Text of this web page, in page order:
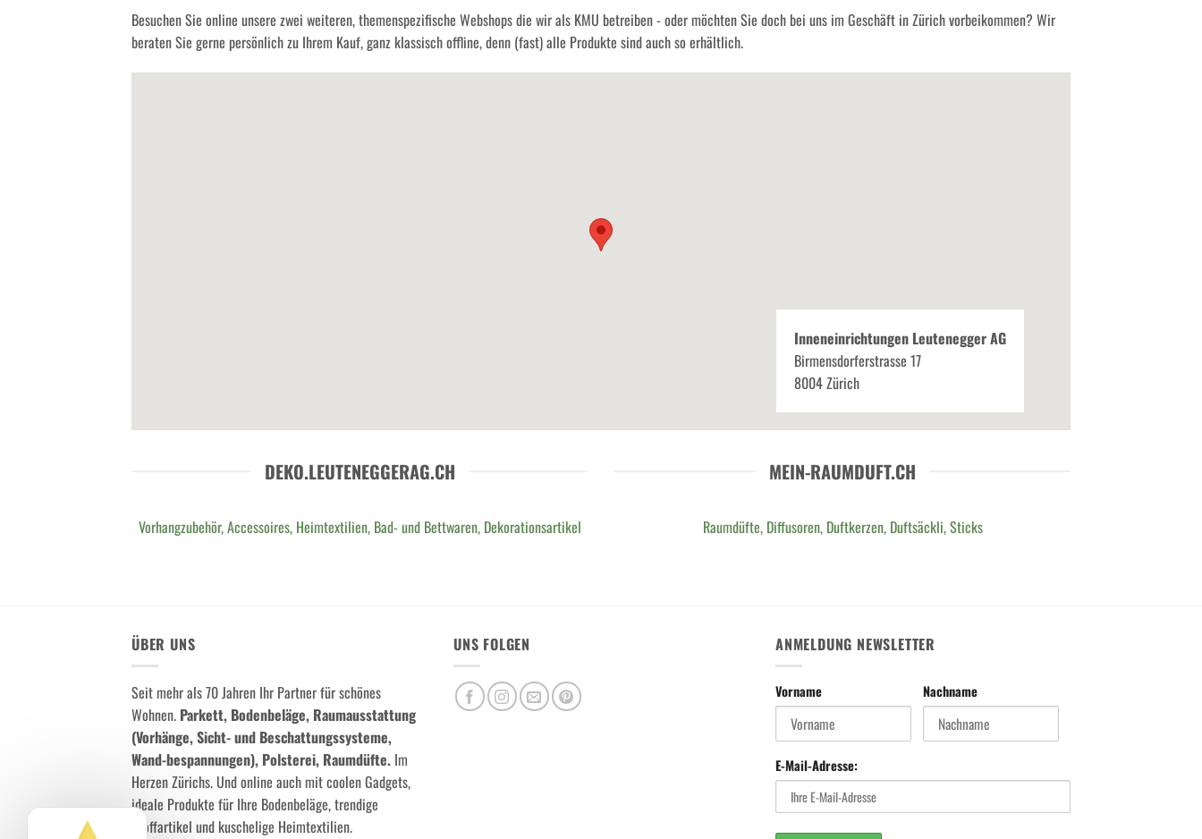
Besuchen Sie online unsere zwei weiteren, themenspezifische Webshops die wir als KMU betreiben - oder möchten Sie doch bei uns im Geschäft in Zürich vorbeikommen? Wir
beraten Sie gerne persönlich zu Ihrem Kauf, ganz klassisch offline, denn (fast) alle Produkte sind auch so erhältlich.
Inneneinrichtungen Leutenegger AG
Birmensdorferstrasse 17
8004 Zürich
DEKO.LEUTENEGGERAG.CH
Vorhangzubehör, Accessoires, Heimtextilien, Bad- und Bettwaren, Dekorationsartikel
MEIN-RAUMDUFT.CH
Raumdüfte, Diffusoren, Duftkerzen, Duftsäckli, Sticks
ÜBER UNS
Seit mehr als 70 Jahren Ihr Partner für schönes
Wohnen. Parkett, Bodenbeläge, Raumausstattung
(Vorhänge, Sicht- und Beschattungssysteme,
Wand-bespannungen), Polsterei, Raumdüfte. Im
Herzen Zürichs. Und online auch mit coolen Gadgets,
ideale Produkte für Ihre Bodenbeläge, trendige
Stoffartikel und kuschelige Heimtextilien.
UNS FOLGEN ANMELDUNG NEWSLETTER
Vorname Nachname
E-Mail-Adresse: